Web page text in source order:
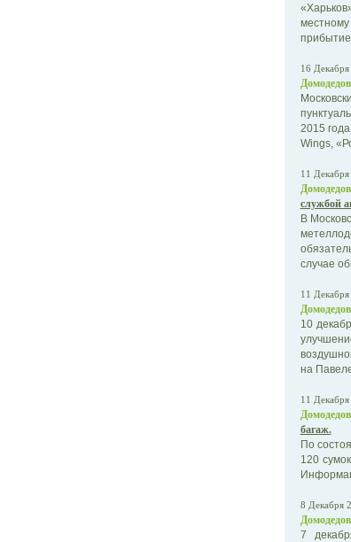
16
2015
Wings,
11
службой
В
случае
11
10
на
11
багаж.
По
120
8 Декабря
7